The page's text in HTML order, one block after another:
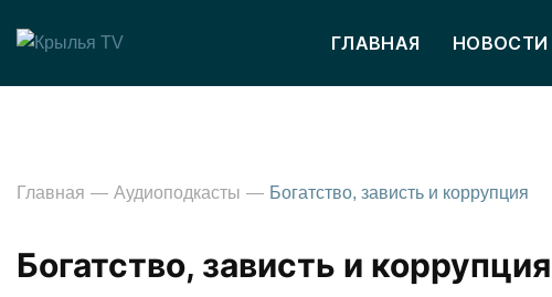
ГЛАВНАЯ НОВОСТИ
Главная Аудиоподкасты Богатство, зависть и коррупция
Богатство, зависть и коррупция